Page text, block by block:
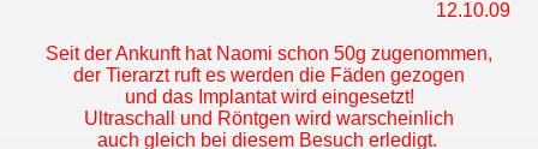
12.10.09
Seit der Ankunft hat Naomi schon 50g zugenommen,
der Tierarzt ruft es werden die Fäden gezogen
und das Implantat wird eingesetzt!
Ultraschall und Röntgen wird warscheinlich
auch gleich bei diesem Besuch erledigt.